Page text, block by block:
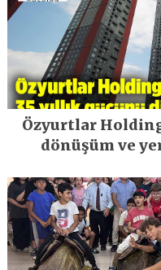
Özyurtlar
dönüşüm ve